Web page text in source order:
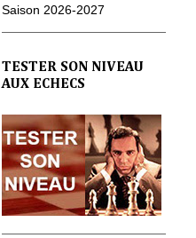
Saison 2026-2027
TESTER SON NIVEAU
AUX ECHECS